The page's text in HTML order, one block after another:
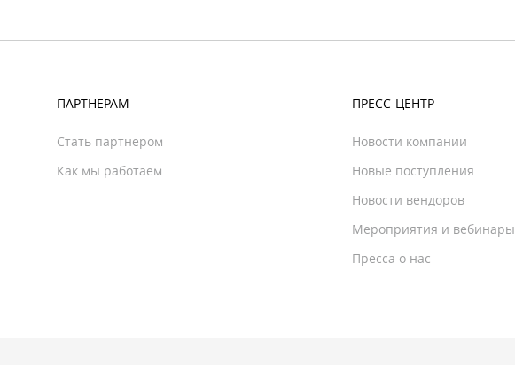
ПАРТНЕРАМ
Стать партнером
Как мы работаем
ПРЕСС-ЦЕНТР
Новости компании
Новые поступления
Новости вендоров
Мероприятия и вебинары
Пресса о нас